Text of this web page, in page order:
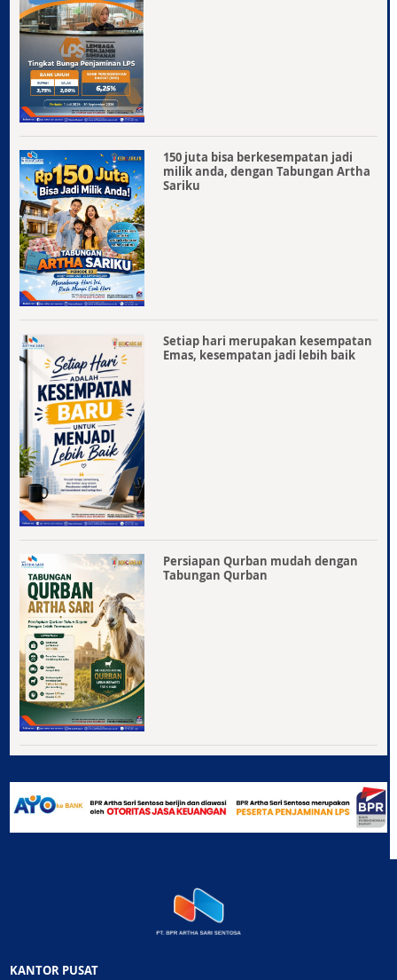
150 juta bisa berkesempatan jadi
milik anda, dengan Tabungan Artha
Sariku
Setiap hari merupakan kesempatan
Emas, kesempatan jadi lebih baik
Persiapan Qurban mudah dengan
Tabungan Qurban
KANTOR PUSAT